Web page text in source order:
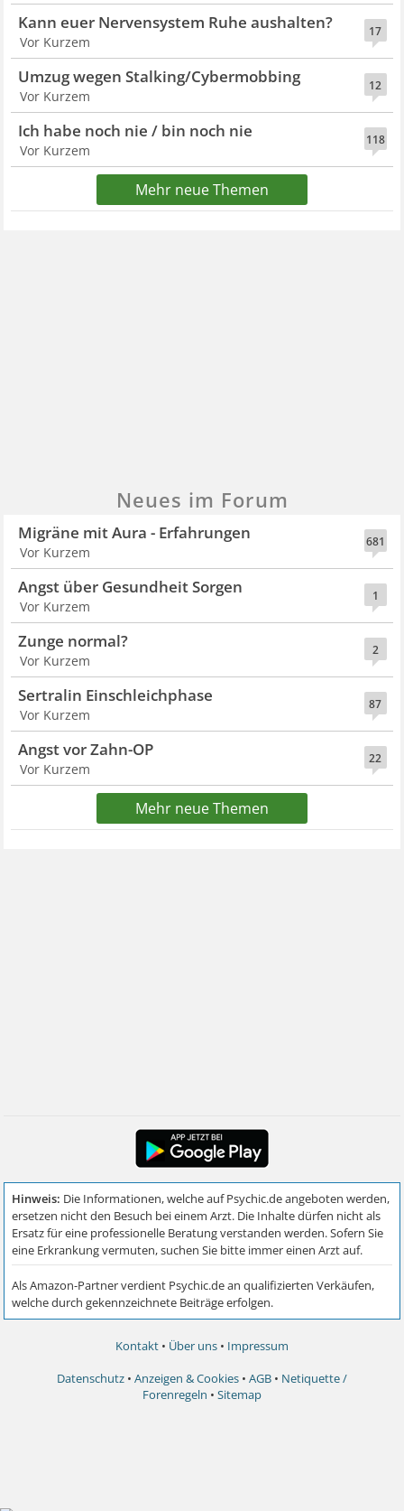
17
Kann euer Nervensystem Ruhe aushalten?
Vor Kurzem
12
Umzug wegen Stalking/Cybermobbing
Vor Kurzem
118
Ich habe noch nie / bin noch nie
Vor Kurzem
Mehr neue Themen
Neues im Forum
681
Migräne mit Aura - Erfahrungen
Vor Kurzem
1
Angst über Gesundheit Sorgen
Vor Kurzem
2
Zunge normal?
Vor Kurzem
87
Sertralin Einschleichphase
Vor Kurzem
22
Angst vor Zahn-OP
Vor Kurzem
Mehr neue Themen
Kontakt • Über uns • Impressum
Datenschutz • Anzeigen & Cookies • AGB • Netiquette /
Forenregeln • Sitemap